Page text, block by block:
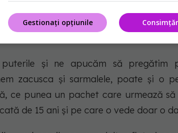
scurg din mâini, dar nu putem să uităm
fiecare în colțul lui de lume, iar
și ne apucăm să pregătim
zacusca și sarmalele, poate și o
ce punea un pachet care urmează să
de 15 ani și pe care o vede doar o
Gestionați opțiunile